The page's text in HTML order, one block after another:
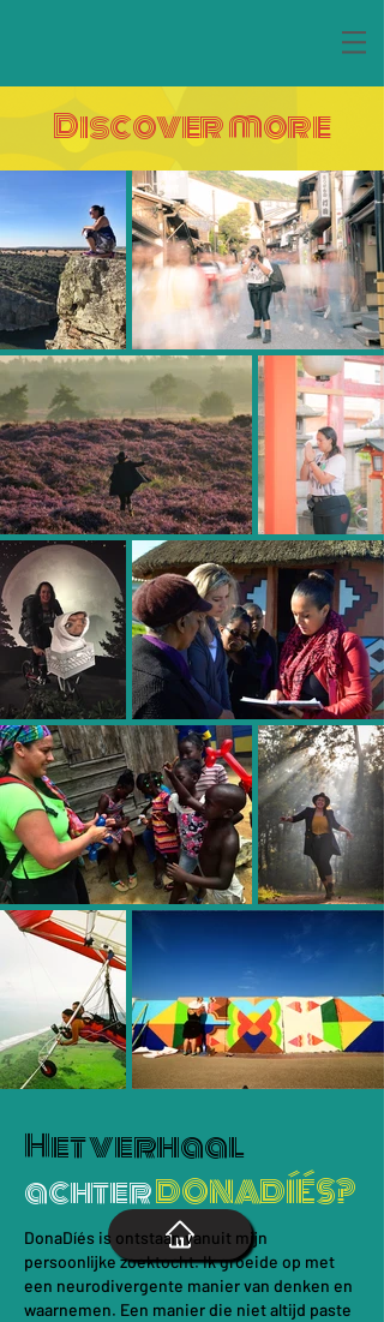
Discover more
DonaDíés is ontstaan vanuit mijn
persoonlijke zoektocht.Ik groeide op met
een neurodivergente manier van denken en
waarnemen. Een manier die niet altijd paste
Het verhaal
achterDONADÍÉS?